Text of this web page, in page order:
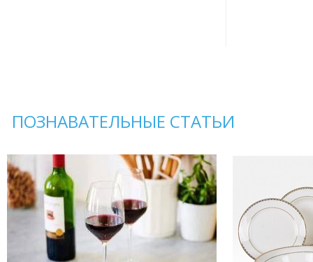
ПОЗНАВАТЕЛЬНЫЕ СТАТЬИ